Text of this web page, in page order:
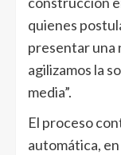
quienes
presentar una
agilizamos la
media”.
El proceso
automática,